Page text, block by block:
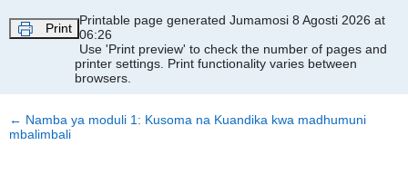
Print
Printable page generated Jumamosi 8 Agosti 2026 at
06:26
Use 'Print preview' to check the number of pages and
printer settings. Print functionality varies between
browsers.
← Namba ya moduli 1: Kusoma na Kuandika kwa madhumuni
mbalimbali